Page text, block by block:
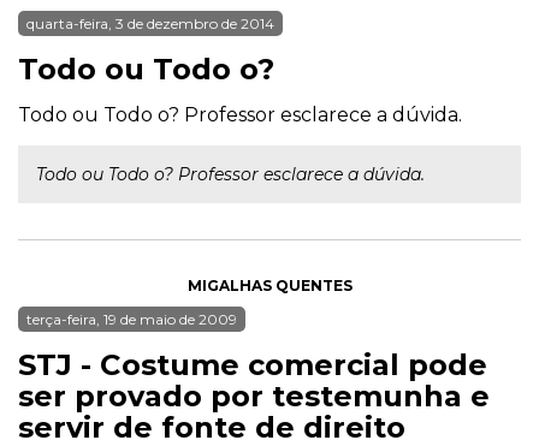
quarta-feira, 3 de dezembro de 2014
Todo ou Todo o?
Todo ou Todo o? Professor esclarece a dúvida.
Todo ou Todo o? Professor esclarece a dúvida.
MIGALHAS QUENTES
terça-feira, 19 de maio de 2009
STJ - Costume comercial pode
ser provado por testemunha e
servir de fonte de direito